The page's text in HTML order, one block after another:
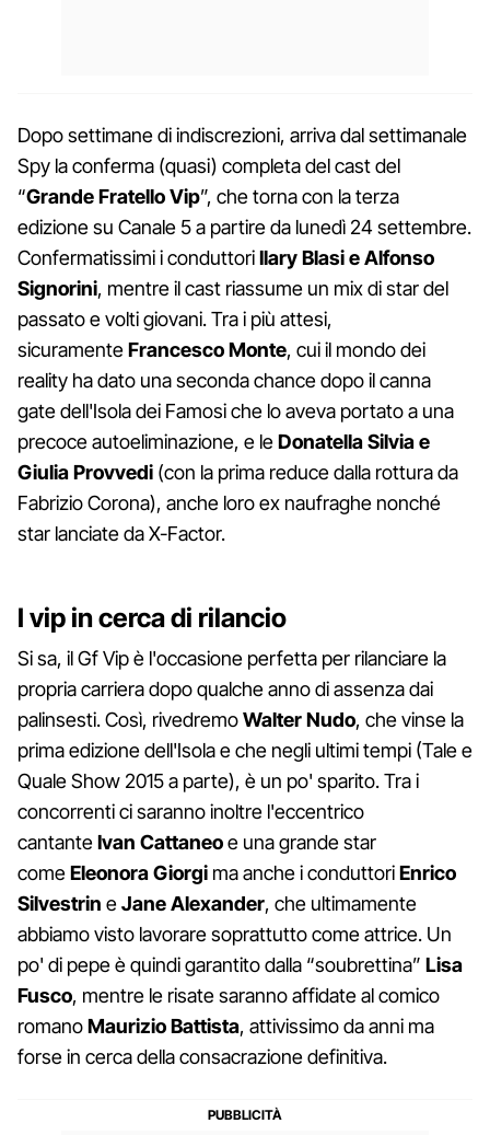
Dopo settimane di indiscrezioni, arriva dal settimanale
Spy la conferma (quasi) completa del cast del
“Grande Fratello Vip”, che torna con la terza
edizione su Canale 5 a partire da lunedì 24 settembre.
Confermatissimi i conduttoriIlary Blasi e Alfonso
Signorini, mentre il cast riassume un mix di star del
passato e volti giovani. Tra i più attesi,
sicuramenteFrancesco Monte, cui il mondo dei
reality ha dato una seconda chance dopo il canna
gate dell'Isola dei Famosi che lo aveva portato a una
precoce autoeliminazione, e leDonatellaSilvia e
Giulia Provvedi (con la prima reduce dalla rottura da
Fabrizio Corona), anche loro ex naufraghe nonché
star lanciate da X-Factor.
I vip in cerca di rilancio
Si sa, il Gf Vip è l'occasione perfetta per rilanciare la
propria carriera dopo qualche anno di assenza dai
palinsesti. Così, rivedremoWalter Nudo, che vinse la
prima edizione dell'Isola e che negli ultimi tempi (Tale e
Quale Show 2015 a parte), è un po' sparito. Tra i
concorrenti ci saranno inoltre l'eccentrico
cantanteIvan Cattaneoe una grande star
comeEleonora Giorgi ma anche i conduttoriEnrico
Silvestrin eJane Alexander, che ultimamente
abbiamo visto lavorare soprattutto come attrice. Un
po' di pepe è quindi garantito dalla “soubrettina” Lisa
Fusco, mentre le risate saranno affidate al comico
romanoMaurizio Battista, attivissimo da anni ma
forse in cerca della consacrazione definitiva.